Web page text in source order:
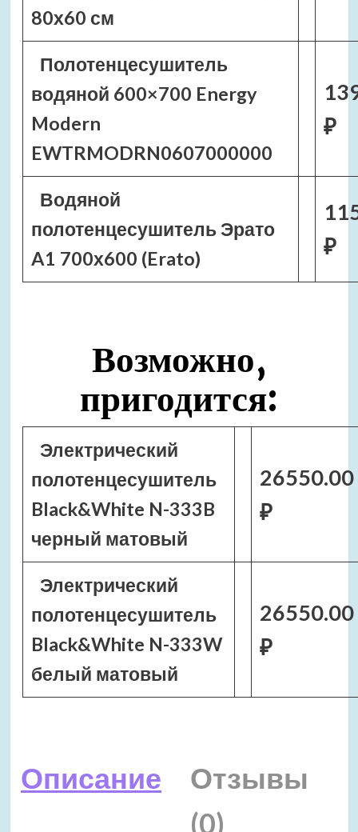
80х60 см
Полотенцесушитель
водяной 600×700 Energy
Modern
EWTRMODRN0607000000
₽
Водяной
полотенцесушитель Эрато
A1 700х600 (Erato)
₽
Возможно,
пригодится:
Электрический
полотенцесушитель
Black&White N-333B
черный матовый
26550.00
₽
Электрический
полотенцесушитель
Black&White N-333W
белый матовый
26550.00
₽
Описание
Отзывы
(0)